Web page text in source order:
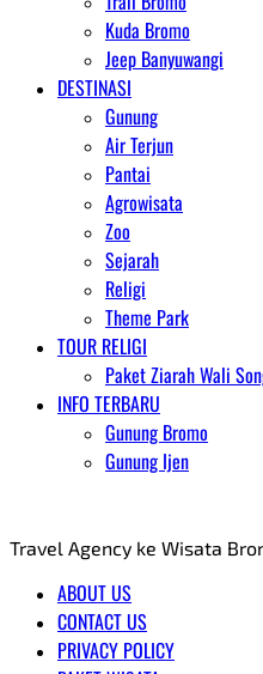
Kuda Bromo
Jeep Banyuwangi
DESTINASI
Gunung
Air Terjun
Pantai
Agrowisata
Zoo
Sejarah
Religi
Theme Park
TOUR RELIGI
Paket Ziarah Wali
INFO TERBARU
Gunung Bromo
Gunung Ijen
Travel Agency ke Wisata
ABOUT US
CONTACT US
PRIVACY POLICY